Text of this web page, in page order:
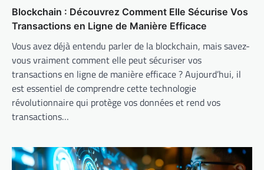
Blockchain : Découvrez Comment Elle Sécurise Vos
Transactions en Ligne de Manière Efficace
Vous avez déjà entendu parler de la blockchain, mais savez-
vous vraiment comment elle peut sécuriser vos
transactions en ligne de manière efficace ? Aujourd’hui, il
est essentiel de comprendre cette technologie
révolutionnaire qui protège vos données et rend vos
transactions…